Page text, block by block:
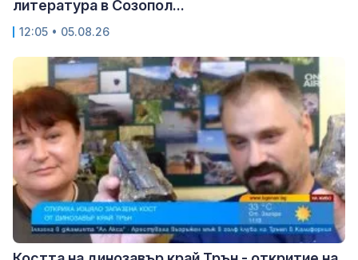
литература в Созопол...
12:05 • 05.08.26